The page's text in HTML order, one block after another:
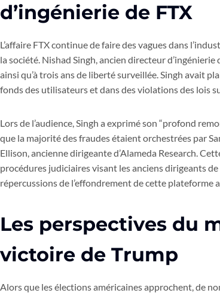
d’ingénierie de FTX
L’affaire FTX continue de faire des vagues dans
la société. Nishad Singh, ancien directeur
ainsi qu’à trois ans de liberté surveillée. Singh avait
fonds des utilisateurs et dans des violations des lois
Lors de l’audience, Singh a exprimé son “profond
que la majorité des fraudes étaient orchestrées par
Ellison, ancienne dirigeante d’Alameda Research.
procédures judiciaires visant les anciens dirigeants
répercussions de l’effondrement de cette plateforme
Les perspectives du
victoire de Trump
Alors que les élections américaines approchent, de